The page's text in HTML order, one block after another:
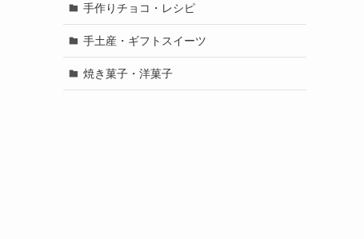
手作りチョコ・レシピ
手土産・ギフトスイーツ
焼き菓子・洋菓子